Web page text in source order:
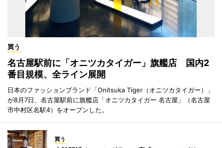
買う
名古屋駅前に「オニツカタイガー」旗艦店 国内2
番目規模、全ライン展開
日本のファッションブランド「Onitsuka Tiger（オニツカタイガー）」
が8月7日、名古屋駅前に旗艦店「オニツカタイガー 名古屋」（名古屋
市中村区名駅4）をオープンした。
買う